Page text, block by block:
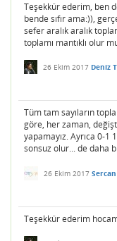
Teşekkür ederim, ben
bende sıfır ama:)),
sefer aralık aralık
toplamı mantıklı olur
26 Ekim 2017 Deniz
Tüm tam sayıların
göre, her zaman,
yapamayız. Ayrıca 0-
sonsuz olur... de daha
26 Ekim 2017 Sercan
Teşekkür ederim